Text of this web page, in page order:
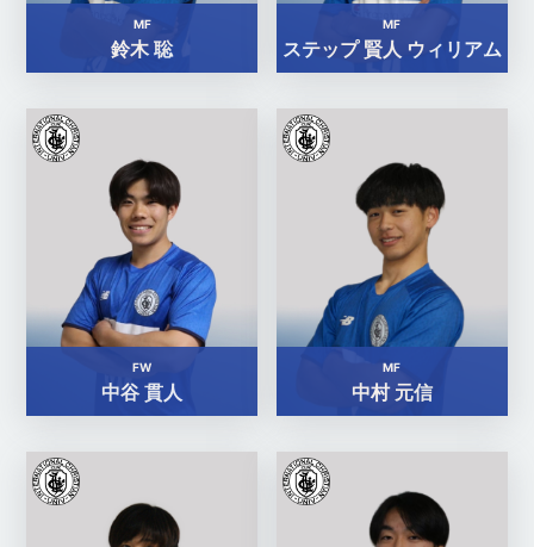
MF
鈴木 聡
MF
ステップ 賢人 ウィリアム
FW
中谷 貫人
MF
中村 元信